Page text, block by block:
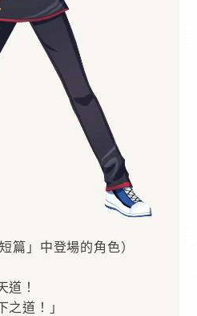
篇」中登場的角色）
道！
道！」